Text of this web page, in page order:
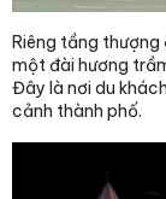
Riêng tầng thượng
một đài hương
Đây là nơi du
cảnh thành phố.